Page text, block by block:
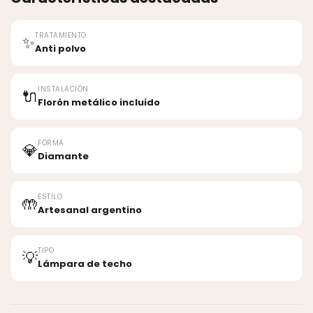
✨TRATAMIENTO
Anti polvo
🔌 INSTALACIÓN
Florón metálico incluido
💎FORMA
Diamante
🤲ESTILO
Artesanal argentino
💡TIPO
Lámpara de techo